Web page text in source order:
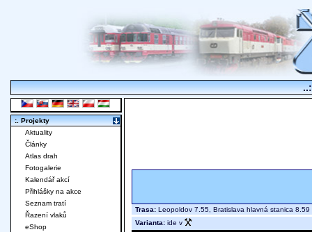
Trasa: Leopoldov 7.55, Bratislava hlavná stanica
Varianta: ide v
:. Projekty
Aktuality
Články
Atlas drah
Fotogalerie
Kalendář akcí
Přihlášky na akce
Seznam tratí
Řazení vlaků
eShop